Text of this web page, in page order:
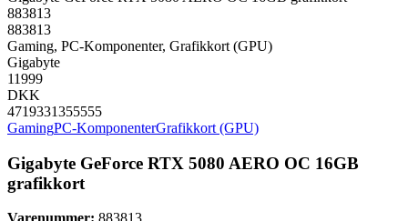
883813
883813
Gaming, PC-Komponenter, Grafikkort (GPU)
Gigabyte
11999
DKK
4719331355555
GamingPC-KomponenterGrafikkort (GPU)
Gigabyte GeForce RTX 5080 AERO OC 16GB
grafikkort